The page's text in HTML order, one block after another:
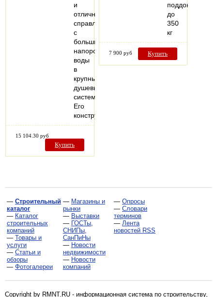
и
отлично
справляется
с
большим
напором
воды
в
крупных
душевых
системах.
Его
конструкция…
15 104.30 руб
Купить
поддон
до
350
кг
7 900 руб Купить
— Строительный
каталог
— Каталог
строительных
компаний
— Товары и
услуги
— Статьи и
обзоры
— Фотогалереи
— Магазины и
рынки
— Выставки
— ГОСТы,
СНИПы,
СанПиНы
— Новости
недвижимости
— Новости
компаний
— Опросы
— Словари
терминов
— Лента
новостей RSS
Copyright by RMNT.RU - информационная система по строительству,